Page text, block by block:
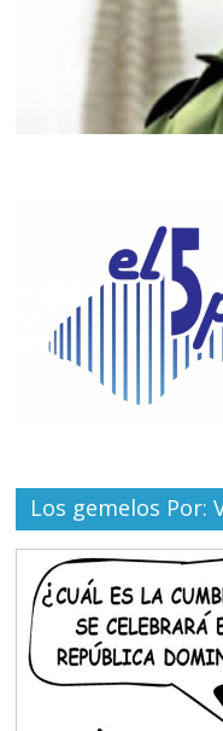
Los gemelos Por: